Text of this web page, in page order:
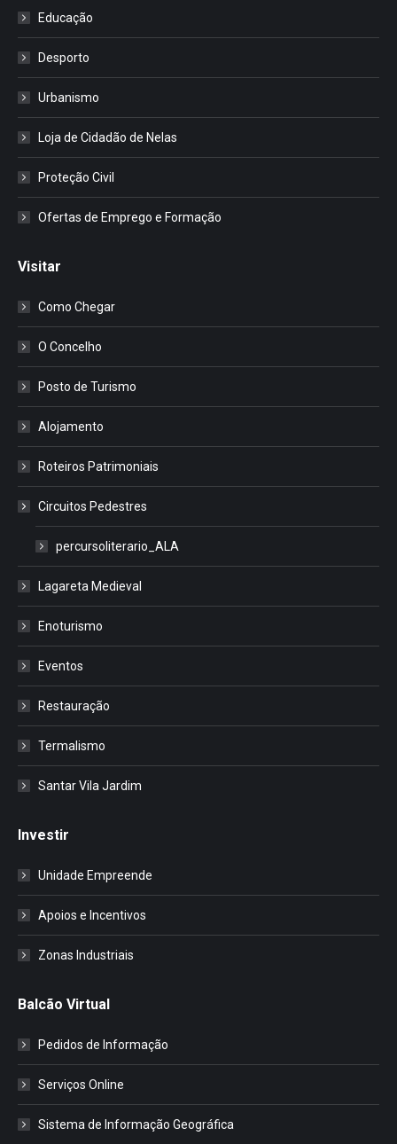
Educação
Desporto
Urbanismo
Loja de Cidadão de Nelas
Proteção Civil
Ofertas de Emprego e Formação
Visitar
Como Chegar
O Concelho
Posto de Turismo
Alojamento
Roteiros Patrimoniais
Circuitos Pedestres
percursoliterario_ALA
Lagareta Medieval
Enoturismo
Eventos
Restauração
Termalismo
Santar Vila Jardim
Investir
Unidade Empreende
Apoios e Incentivos
Zonas Industriais
Balcão Virtual
Pedidos de Informação
Serviços Online
Sistema de Informação Geográfica